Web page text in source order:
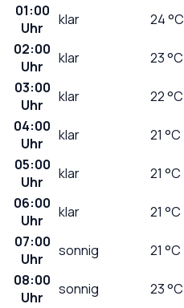
01:00
Uhr
klar 24°C
02:00
Uhr
klar 23°C
03:00
Uhr
klar 22°C
04:00
Uhr
klar 21 °C
05:00
Uhr
klar 21 °C
06:00
Uhr
klar 21 °C
07:00
Uhr
sonnig 21 °C
08:00
Uhr
sonnig 23°C